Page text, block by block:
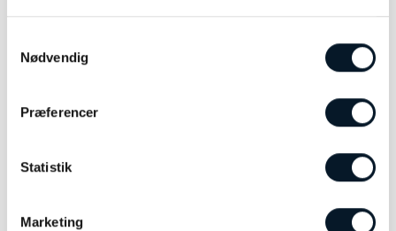
Nødvendig
Præferencer
Statistik
Marketing
øreringe – A2686-701
22.900,00
TILFØJ TIL KURV